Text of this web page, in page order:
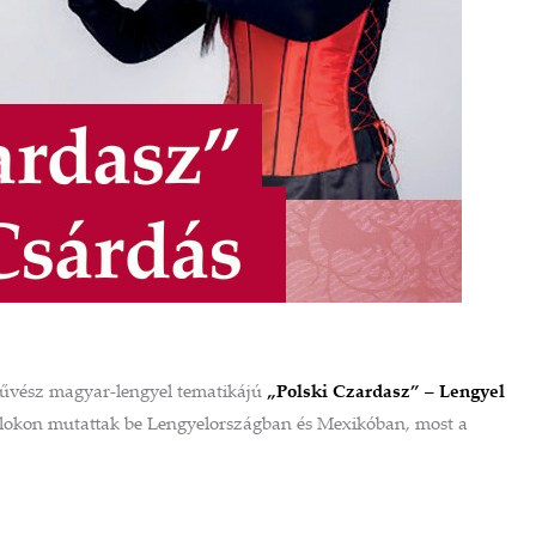
magyar-lengyel tematikájú „Polski Czardasz” – Lengyel
mutattak be Lengyelországban és Mexikóban, most a